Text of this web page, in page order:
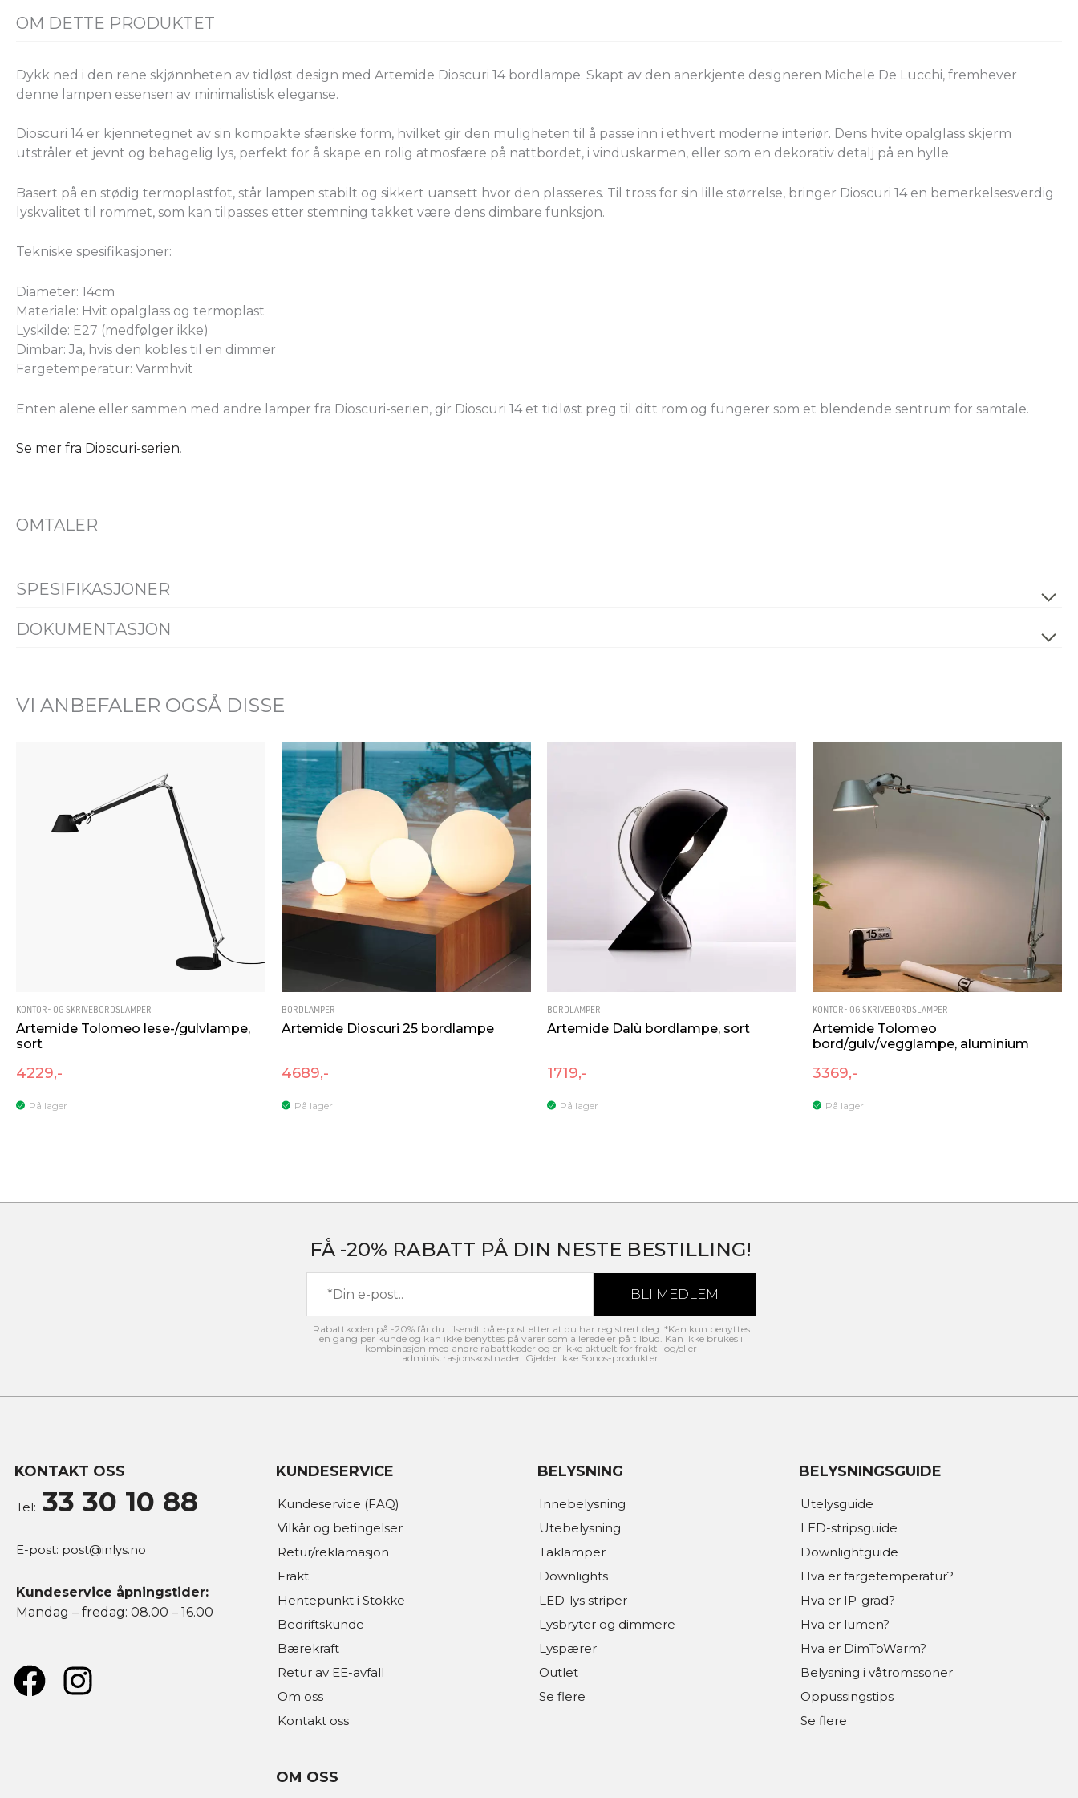
OM DETTE PRODUKTET
Dykk ned i den rene skjønnheten av tidløst design med Artemide Dioscuri 14 bordlampe. Skapt av den anerkjente designeren Michele De Lucchi, fremhever
denne lampen essensen av minimalistisk eleganse.
Dioscuri 14 er kjennetegnet av sin kompakte sfæriske form, hvilket gir den muligheten til å passe inn i ethvert moderne interiør. Dens hvite opalglass skjerm
utstråler et jevnt og behagelig lys, perfekt for å skape en rolig atmosfære på nattbordet, i vinduskarmen, eller som en dekorativ detalj på en hylle.
Basert på en stødig termoplastfot, står lampen stabilt og sikkert uansett hvor den plasseres. Til tross for sin lille størrelse, bringer Dioscuri 14 en bemerkelsesverdig
lyskvalitet til rommet, som kan tilpasses etter stemning takket være dens dimbare funksjon.
Tekniske spesifikasjoner:
Diameter: 14cm
Materiale: Hvit opalglass og termoplast
Lyskilde: E27 (medfølger ikke)
Dimbar: Ja, hvis den kobles til en dimmer
Fargetemperatur: Varmhvit
Enten alene eller sammen med andre lamper fra Dioscuri-serien, gir Dioscuri 14 et tidløst preg til ditt rom og fungerer som et blendende sentrum for samtale.
Se mer fra Dioscuri-serien.
OMTALER
SPESIFIKASJONER
ELEKTRISK DATA
Spenning [V]
230V 50Hz
E14
Maks effekt, lyskilde [W]
LYSTEKNISK
Lyskilde ikke inkludert
MONTERING / TILKOBLING
Terminal
Bord
DOKUMENTASJON
VI ANBEFALER OGSÅ DISSE
KONTOR- OG SKRIVEBORDSLAMPER
Artemide Tolomeo lese-/gulvlampe,
sort
4229,-
På lager
BORDLAMPER
Artemide Dioscuri 25 bordlampe
4689,-
På lager
BORDLAMPER
Artemide Dalù bordlampe, sort
1719,-
På lager
KONTOR- OG SKRIVEBORDSLAMPER
Artemide Tolomeo
bord/gulv/vegglampe, aluminium
3369,-
På lager
FÅ -20% RABATT PÅ DIN NESTE BESTILLING!
Rabattkoden på -20% får du tilsendt på e-post etter at du har registrert deg. *Kan kun benyttes
en gang per kunde og kan ikke benyttes på varer som allerede er på tilbud. Kan ikke brukes i
kombinasjon med andre rabattkoder og er ikke aktuelt for frakt- og/eller
administrasjonskostnader. Gjelder ikke Sonos-produkter.
KONTAKT OSS
Tel: 33 30 10 88
E-post: post@inlys.no
Kundeservice åpningstider:
Mandag – fredag: 08.00 – 16.00
KUNDESERVICE
Kundeservice (FAQ)
Vilkår og betingelser
Retur/reklamasjon
Frakt
Hentepunkt i Stokke
Bedriftskunde
Bærekraft
Retur av EE-avfall
Om oss
Kontakt oss
OM OSS
BELYSNING
Innebelysning
Utebelysning
Taklamper
Downlights
LED-lys striper
Lysbryter og dimmere
Lyspærer
Outlet
Se flere
BELYSNINGSGUIDE
Utelysguide
LED-stripsguide
Downlightguide
Hva er fargetemperatur?
Hva er IP-grad?
Hva er lumen?
Hva er DimToWarm?
Belysning i våtromssoner
Oppussingstips
Se flere